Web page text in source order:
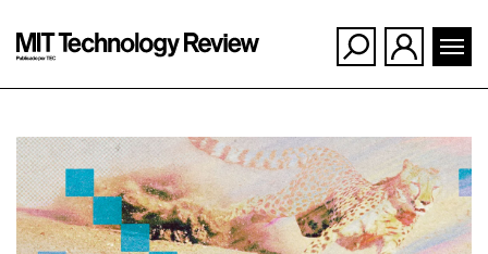
para
conteúdo